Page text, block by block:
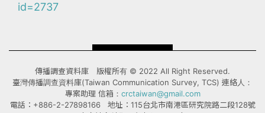
id=2737
傳播調查資料庫 版權所有 © 2022 All Right Reserved.
臺灣傳播調查資料庫(Taiwan Communication Survey, TCS) 連絡人：
專案助理 信箱： crctaiwan@gmail.com
電話：+886-2-27898166 地址：115台北市南港區研究院路二段128號